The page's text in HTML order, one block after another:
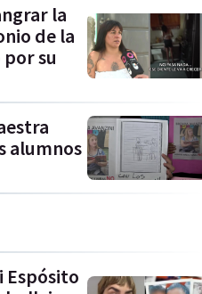
la
de la
su
alumnos
Espósito